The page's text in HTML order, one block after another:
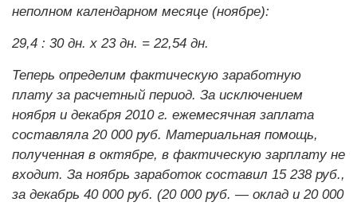
неполном календарном месяце (ноябре):
29,4 : 30 дн. х 23 дн. = 22,54 дн.
Теперь определим фактическую заработную
плату за расчетный период. За исключением
ноября и декабря 2010 г. ежемесячная заплата
составляла 20 000 руб. Материальная помощь,
полученная в октябре, в фактическую зарплату не
входит. За ноябрь заработок составил 15 238 руб.,
за декабрь 40 000 руб. (20 000 руб. — оклад и 20 000